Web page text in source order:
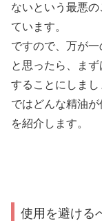
ないという最悪
ています。
ですので、万が
と思ったら、ま
することにしまし
ではどんな精油
を紹介します。
使用を避ける